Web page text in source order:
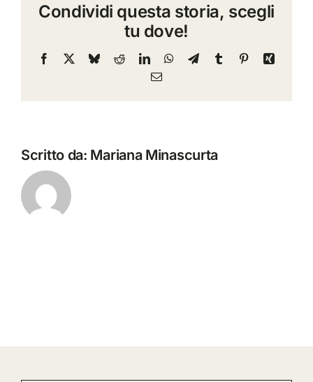
Condividi questa storia, scegli
tu dove!
Facebook BlueskyRedditLinkedInWhatsApp
TelegramTumblr PinterestXing
Email
Scritto da: Mariana Minascurta